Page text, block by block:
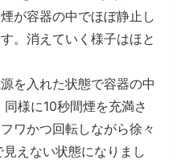
が容器の中でほぼ静止し
。消えていく様子はほと
を入れた状態で容器の中
様に10秒間煙を充満さ
ワかつ回転しながら徐々
えない状態になりまし